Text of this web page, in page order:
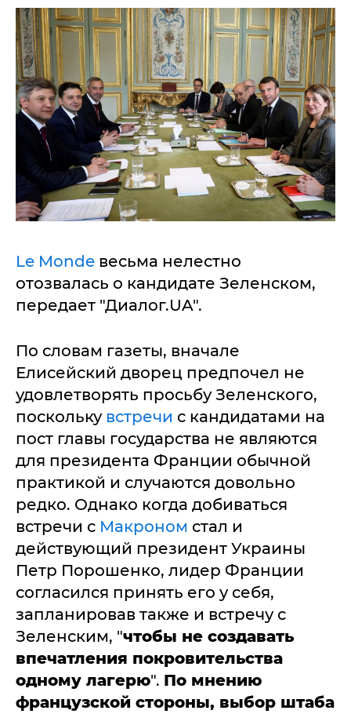
Le Monde весьма нелестно
отозвалась о кандидате Зеленском,
передает "Диалог.UA".
По словам газеты, вначале
Елисейский дворец предпочел не
удовлетворять просьбу Зеленского,
поскольку встречи с кандидатами на
пост главы государства не являются
для президента Франции обычной
практикой и случаются довольно
редко. Однако когда добиваться
встречи с Макроном стал и
действующий президент Украины
Петр Порошенко, лидер Франции
согласился принять его у себя,
запланировав также и встречу с
Зеленским, "чтобы не создавать
впечатления покровительства
одному лагерю". По мнению
французской стороны, выбор штаба